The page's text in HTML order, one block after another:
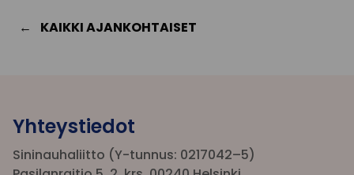
KAIKKI AJANKOHTAISET
Yhteystiedot
Sininauhaliitto (Y-tunnus: 0217042–5)